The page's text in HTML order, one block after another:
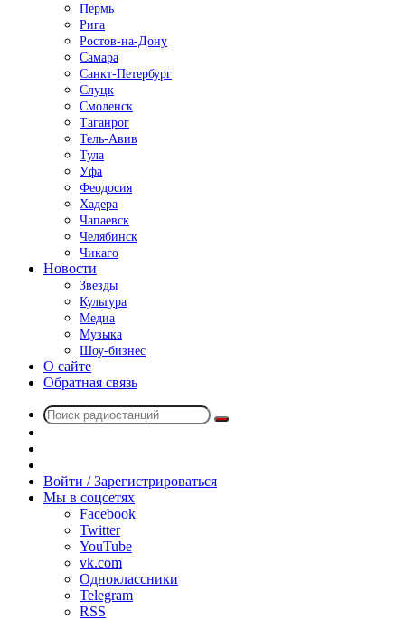
Пермь
Рига
Ростов-на-Дону
Самара
Санкт-Петербург
Слуцк
Смоленск
Таганрог
Тель-Авив
Тула
Уфа
Феодосия
Хадера
Чапаевск
Челябинск
Чикаго
Новости
Звезды
Культура
Медиа
Музыка
Шоу-бизнес
О сайте
Обратная связь
Поиск
радио
Войти / Зарегистрироваться
Мы в соцсетях
Facebook
Twitter
YouTube
vk.com
Одноклассники
Telegram
RSS